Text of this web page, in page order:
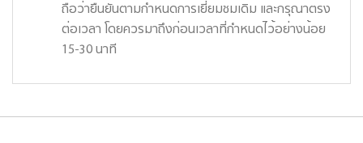
ถือว่ายืนยันตามกำหนดการเยี่ยมชมเดิม และกรุณาตรง
ต่อเวลา โดยควรมาถึงก่อนเวลาที่กำหนดไว้อย่างน้อย
15-30 นาที